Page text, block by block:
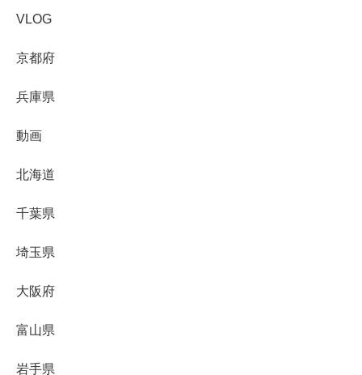
VLOG
京都府
兵庫県
動画
北海道
千葉県
埼玉県
大阪府
富山県
岩手県